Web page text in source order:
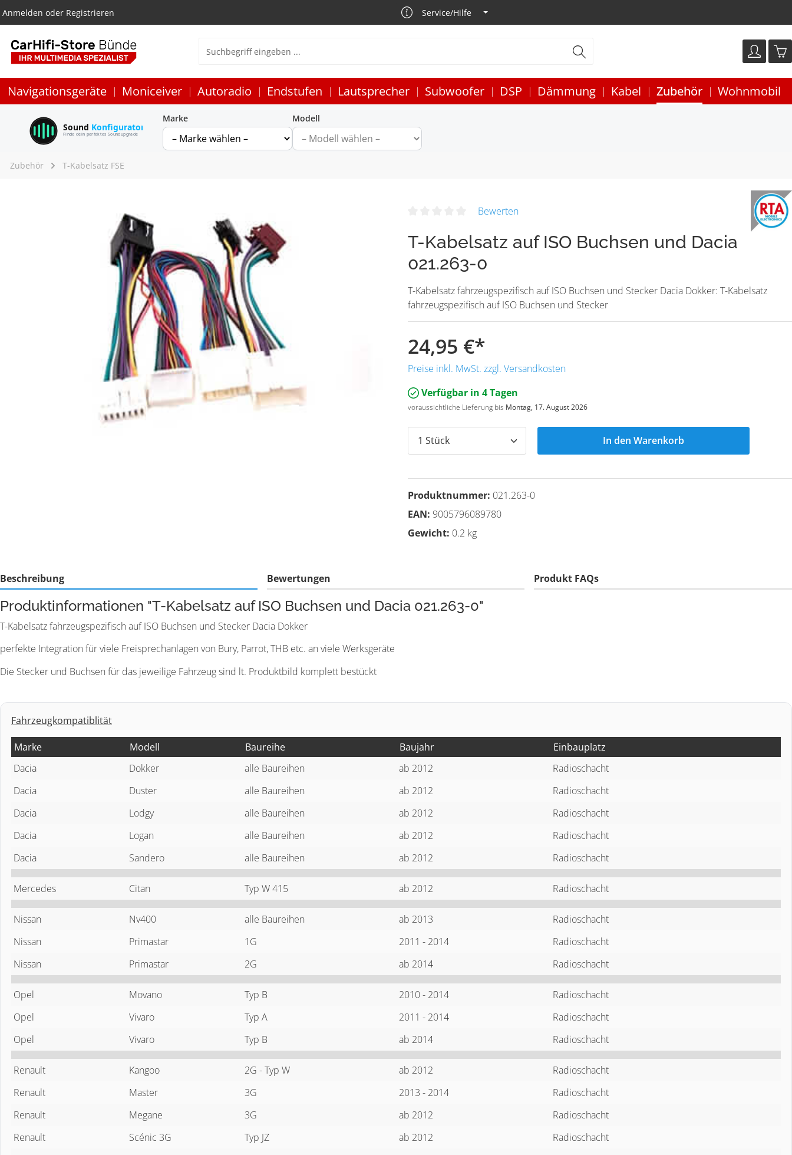
Anmelden oder Registrieren Service/Hilfe
Navigationsgeräte Moniceiver Autoradio Endstufen Lautsprecher Subwoofer DSP Dämmung Kabel Zubehör Wohnmobil
Sound Konfigurator
Finde dein perfektes Soundupgrade
Marke Modell
Zubehör T-Kabelsatz FSE
Bewerten
T-Kabelsatz auf ISO Buchsen und Dacia
021.263-0
T-Kabelsatz fahrzeugspezifisch auf ISO Buchsen und Stecker Dacia Dokker: T-Kabelsatz
fahrzeugspezifisch auf ISO Buchsen und Stecker
24,95 €*
Preise inkl. MwSt. zzgl. Versandkosten
Verfügbar in 4 Tagen
voraussichtliche Lieferung bis Montag, 17. August 2026
In den Warenkorb
Produktnummer: 021.263-0
EAN: 9005796089780
Gewicht: 0.2 kg
Beschreibung Bewertungen Produkt FAQs
Produktinformationen "T-Kabelsatz auf ISO Buchsen und Dacia 021.263-0"
T-Kabelsatz fahrzeugspezifisch auf ISO Buchsen und Stecker Dacia Dokker
perfekte Integration für viele Freisprechanlagen von Bury, Parrot, THB etc. an viele Werksgeräte
Die Stecker und Buchsen für das jeweilige Fahrzeug sind lt. Produktbild komplett bestückt
Fahrzeugkompatiblität
Marke Modell Baureihe Baujahr
Einbauplatz
Dacia
Dokker alle Baureihen ab 2012
Radioschacht
Dacia
Duster alle Baureihen ab 2012
Radioschacht
Dacia
Lodgy alle Baureihen ab 2012
Radioschacht
Dacia
Logan alle Baureihen ab 2012
Radioschacht
Dacia
Sandero alle Baureihen ab 2012 Radioschacht
Mercedes Citan Typ W 415 ab 2012 Radioschacht
Nissan Nv400 alle Baureihen ab 2013
Radioschacht
Nissan
Primastar 1G 2011 - 2014
Radioschacht
Nissan
Primastar 2G ab 2014 Radioschacht
Opel Movano Typ B 2010 - 2014
Radioschacht
Opel
Vivaro Typ A 2011 - 2014
Radioschacht
Opel
Vivaro Typ B ab 2014 Radioschacht
Renault Kangoo 2G - Typ W ab 2012
Radioschacht
Renault
Master 3G 2013 - 2014
Radioschacht
Renault
Megane 3G ab 2012
Radioschacht
Renault
Scénic 3G Typ JZ ab 2012
Radioschacht